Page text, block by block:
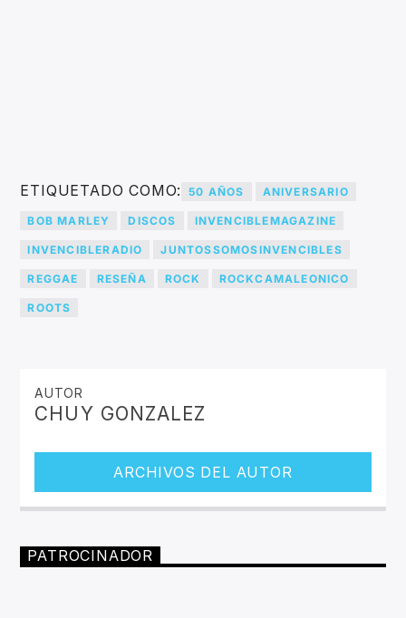
ETIQUETADO COMO: 50 AÑOS ANIVERSARIO
BOB MARLEY DISCOS INVENCIBLEMAGAZINE
INVENCIBLERADIO JUNTOSSOMOSINVENCIBLES
REGGAE RESEÑA ROCK ROCKCAMALEONICO
ROOTS
AUTOR
CHUY GONZALEZ
ARCHIVOS DEL AUTOR
PATROCINADOR